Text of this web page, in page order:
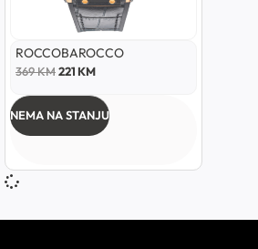
ROCCOBAROCCO
369KM221KM
NEMA NA STANJU